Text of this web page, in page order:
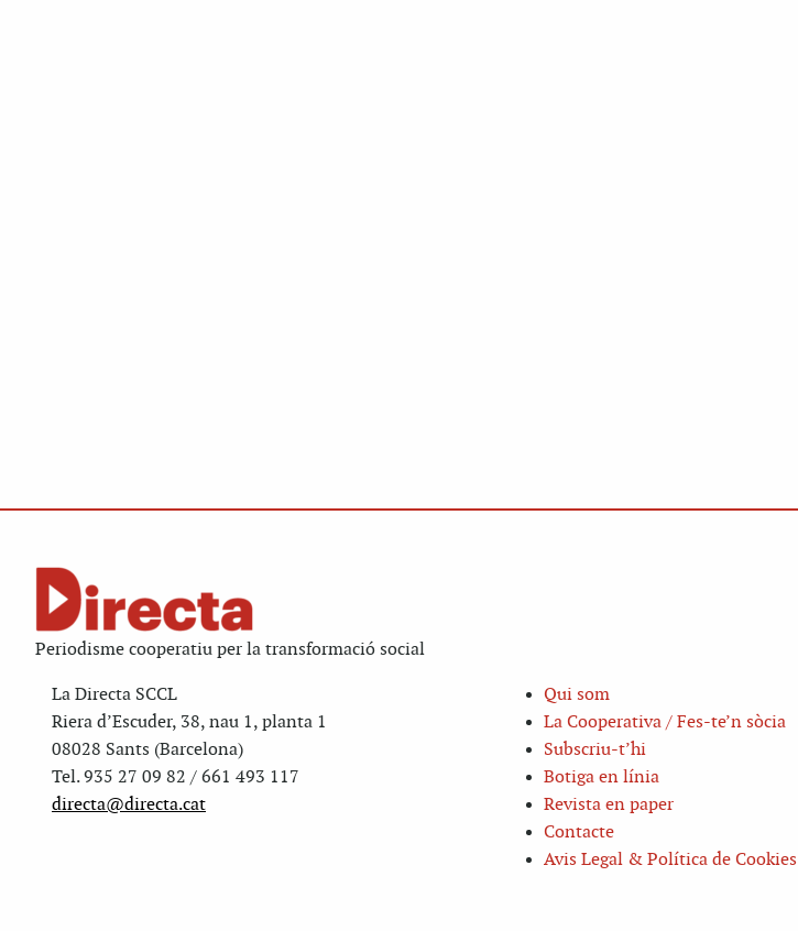
Periodisme cooperatiu per la transformació social
La Directa SCCL
Riera d’Escuder, 38, nau 1, planta 1
08028 Sants (Barcelona)
Tel. 935 27 09 82 / 661 493 117
directa@directa.cat
Qui som
La Cooperativa / Fes-te’n sòcia
Subscriu-t’hi
Botiga en línia
Revista en paper
Contacte
Avis Legal & Política de Cookies